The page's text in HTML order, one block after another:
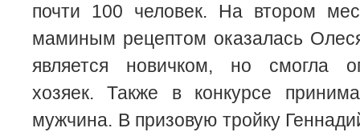
почти 100 человек. На втором
маминым рецептом оказалась
является новичком, но смогла
хозяек. Также в конкурсе
мужчина. В призовую тройку